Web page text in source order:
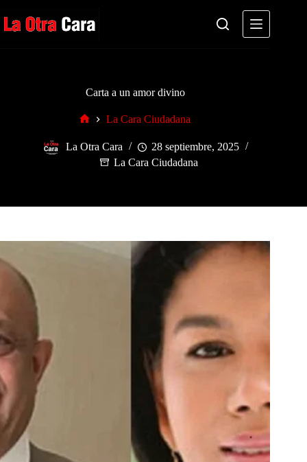
al
contenido
Carta a un amor divino
La Cara Ciudadana
La Otra Cara
28 septiembre, 2025
La Cara Ciudadana